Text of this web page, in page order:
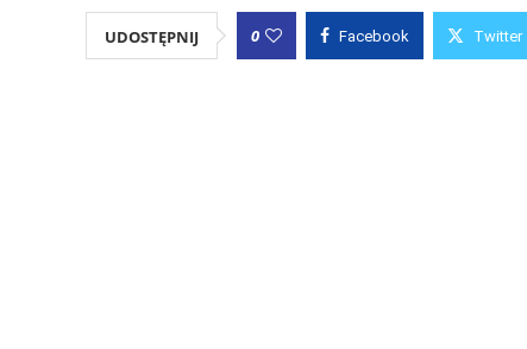
UDOSTĘPNIJ 0 Facebook Twitter